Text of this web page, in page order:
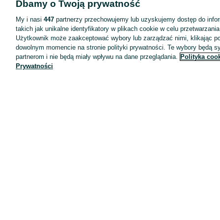
Wyróżnione ogłoszenia
Oferta dla firm
Blog
Regulamin
Polityka prywatności
Dbamy o Twoją prywatność
My i nasi 447 partnerzy przechowujemy lub uzyskujemy dostęp do
takich jak unikalne identyfikatory w plikach cookie w celu
Użytkownik może zaakceptować wybory lub zarządzać nimi, klikając
dowolnym momencie na stronie polityki prywatności. Te wybory będą
partnerom i nie będą miały wpływu na dane przeglądania. Polityka
Prywatności